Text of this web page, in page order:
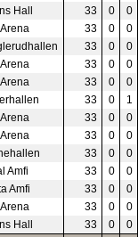
Hall 33 0
0
33 0
0
33 0
0
33 0
0
33 0
0
33 0
1
33 0
0
33 0
0
33 0
0
Amfi 33 0
0
Amfi 33 0
0
33 0
0
Hall 33 0
0